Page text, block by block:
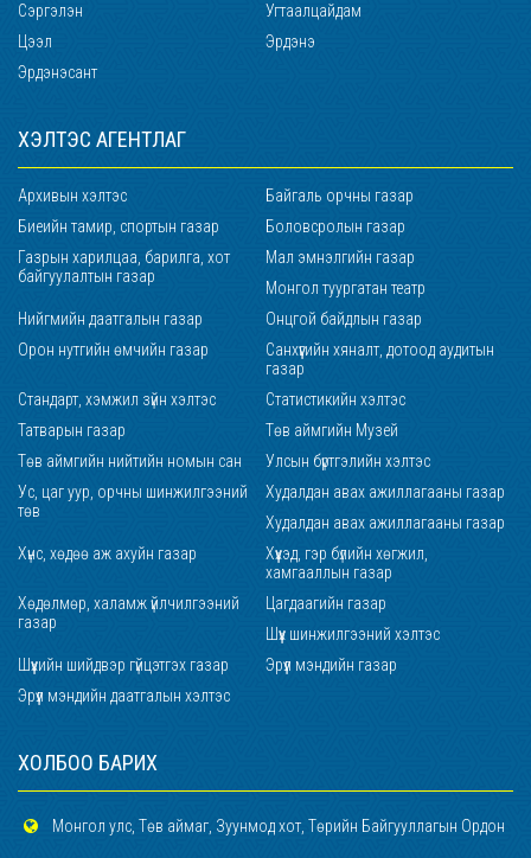
Сэргэлэн
Угтаалцайдам
Цээл
Эрдэнэ
Эрдэнэсант
ХЭЛТЭС АГЕНТЛАГ
Архивын хэлтэс
Байгаль орчны газар
Биеийн тамир, спортын газар
Боловсролын газар
Газрын харилцаа, барилга, хот
байгуулалтын газар
Мал эмнэлгийн газар
Монгол туургатан театр
Нийгмийн даатгалын газар
Онцгой байдлын газар
Орон нутгийн өмчийн газар
Санхүүгийн хяналт, дотоод аудитын
газар
Стандарт, хэмжил зүйн хэлтэс
Статистикийн хэлтэс
Татварын газар
Төв аймгийн Музей
Төв аймгийн нийтийн номын сан
Улсын бүртгэлийн хэлтэс
Ус, цаг уур, орчны шинжилгээний
төв
Худалдан авах ажиллагааны газар
Худалдан авах ажиллагааны газар
Хүнс, хөдөө аж ахуйн газар
Хүүхэд, гэр бүлийн хөгжил,
хамгааллын газар
Хөдөлмөр, халамж үйлчилгээний
газар
Цагдаагийн газар
Шүүх шинжилгээний хэлтэс
Шүүхийн шийдвэр гүйцэтгэх газар
Эрүүл мэндийн газар
Эрүүл мэндийн даатгалын хэлтэс
ХОЛБОО БАРИХ
Монгол улс, Төв аймаг, Зуунмод хот, Төрийн Байгууллагын Ордон